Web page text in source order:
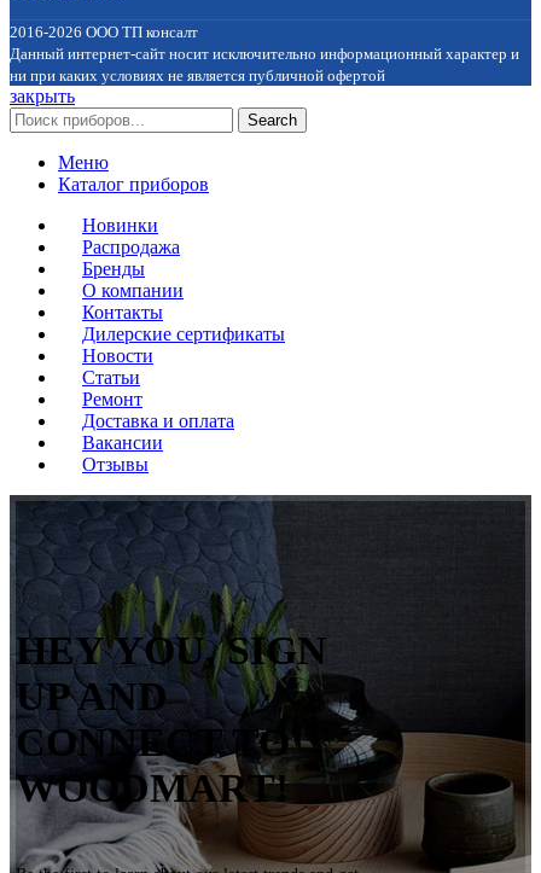
2016-2026 ООО ТП консалт
Данный интернет-сайт носит исключительно информационный характер и
ни при каких условиях не является публичной офертой
закрыть
Search
Меню
Каталог приборов
Новинки
Распродажа
Бренды
О компании
Контакты
Дилерские сертификаты
Новости
Статьи
Ремонт
Доставка и оплата
Вакансии
Отзывы
HEY YOU, SIGN
UP AND
CONNECT TO
WOODMART!